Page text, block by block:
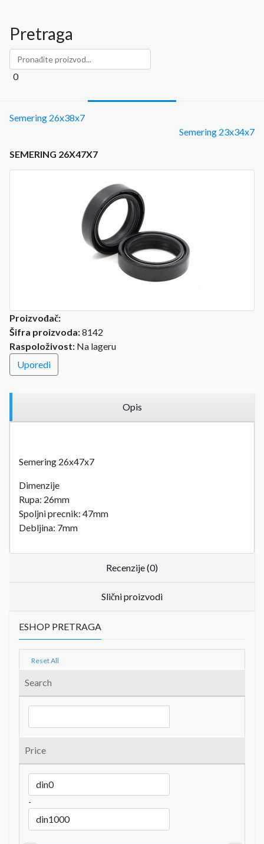
Pretraga
0
Semering 26x38x7
Semering 23x34x7
SEMERING 26X47X7
Proizvođač:
Šifra proizvoda:8142
Raspoloživost: Na lageru
Uporedi
Opis
Semering 26x47x7
Dimenzije
Rupa: 26mm
Spoljni precnik: 47mm
Debljina: 7mm
Recenzije (0)
Slični proizvodi
ESHOP PRETRAGA
Reset All
Search
Price
-